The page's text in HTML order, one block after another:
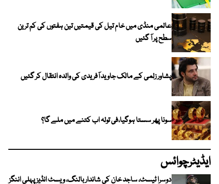
عالمی منڈی میں خام تیل کی قیمتیں تین ہفتوں کی کم ترین
سطح پر آ گئیں
پشاور زلمی کے مالک جاوید آفریدی کی والدہ انتقال کر گئیں
سونا پھر سستا ہوگیا،فی تولہ اب کتنے میں ملے گا؟
ایڈیٹرچوائس
دوسرا ٹیسٹ، ساجد خان کی شاندار بالنگ، ویسٹ انڈیز پہلی اننگز